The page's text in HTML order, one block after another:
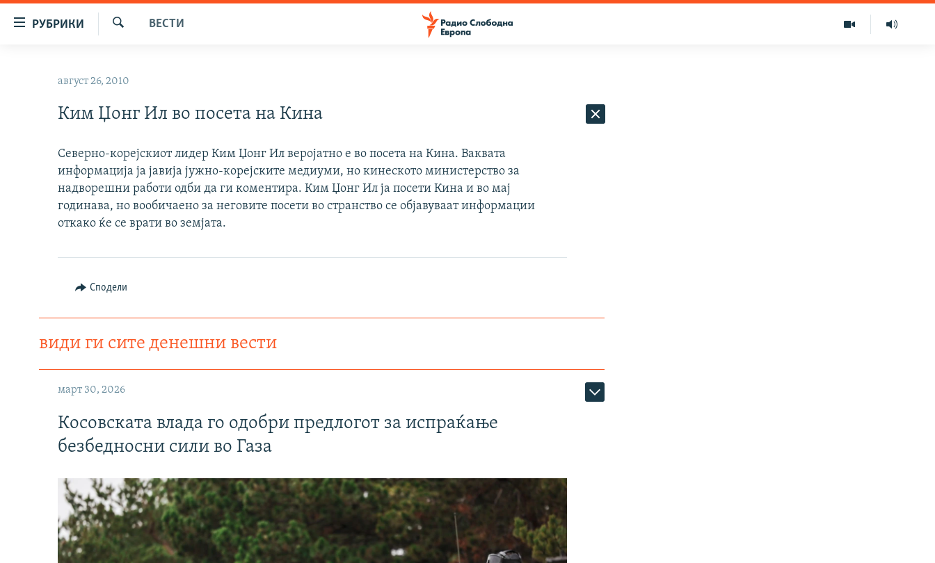
навигација
пребарување
РУБРИКИ
ВИЗУЕЛНО
ШТО ТРЕБА ДА ЗНАЕТЕ
ПРИЈАВИ СЕ ЗА ЊУЗЛЕТЕР
ПОДКАСТ ЗОШТО?
ВЕСТИ
август 26, 2010
Ким Џонг Ил во посета на Кина
Северно-корејскиот лидер Ким Џонг Ил веројатно е во посета на Кина. Ваквата
информација ја јавија јужно-корејските медиуми, но кинеското министерство за
надворешни работи одби да ги коментира. Ким Џонг Ил ја посети Кина и во мај
годинава, но вообичаено за неговите посети во странство се објавуваат информации
откако ќе се врати во земјата.
Сподели
види ги сите денешни вести
март 30, 2026
Косовската влада го одобри предлогот за испраќање
безбедносни сили во Газа